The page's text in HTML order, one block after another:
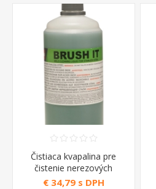
Čistiaca kvapalina pre
čistenie nerezových
zvarov malých plôch
€ 34,79 s DPH